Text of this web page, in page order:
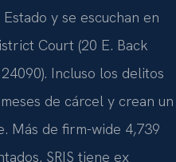
y se escuchan en
Court (20 E. Back
Incluso los delitos
de cárcel y crean un
Más de firm-wide 4,739
SRIS tiene ex